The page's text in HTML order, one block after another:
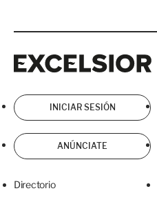
INICIAR SESIÓN
ANÚNCIATE
Directorio